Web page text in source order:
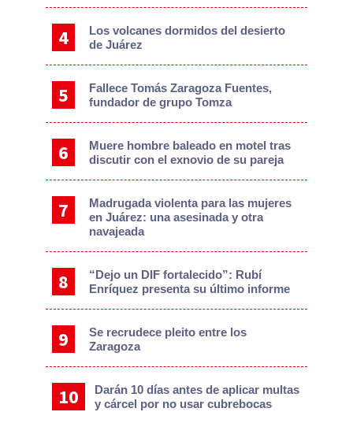
Los volcanes dormidos del desierto
de Juárez
Fallece Tomás Zaragoza Fuentes,
fundador de grupo Tomza
Muere hombre baleado en motel tras
discutir con el exnovio de su pareja
Madrugada violenta para las mujeres
en Juárez: una asesinada y otra
navajeada
“Dejo un DIF fortalecido”: Rubí
Enríquez presenta su último informe
Se recrudece pleito entre los
Zaragoza
Darán 10 días antes de aplicar multas
y cárcel por no usar cubrebocas